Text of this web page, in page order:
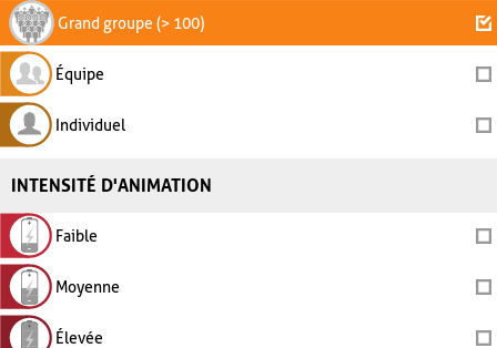
Grand groupe (> 100)
Équipe
Individuel
INTENSITÉ D'ANIMATION
Faible
Moyenne
Élevée